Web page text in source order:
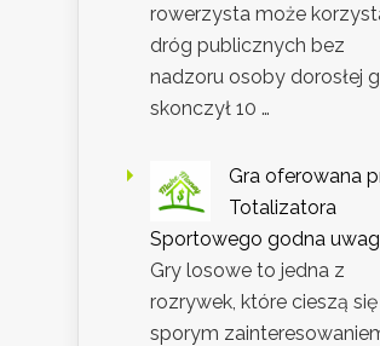
rowerzysta może
dróg publicznych bez
nadzoru osoby dorosłej
skonczył 10 …
Gra oferowana
Totalizatora
Sportowego godna
Gry losowe to jedna z
rozrywek, które cieszą się
sporym